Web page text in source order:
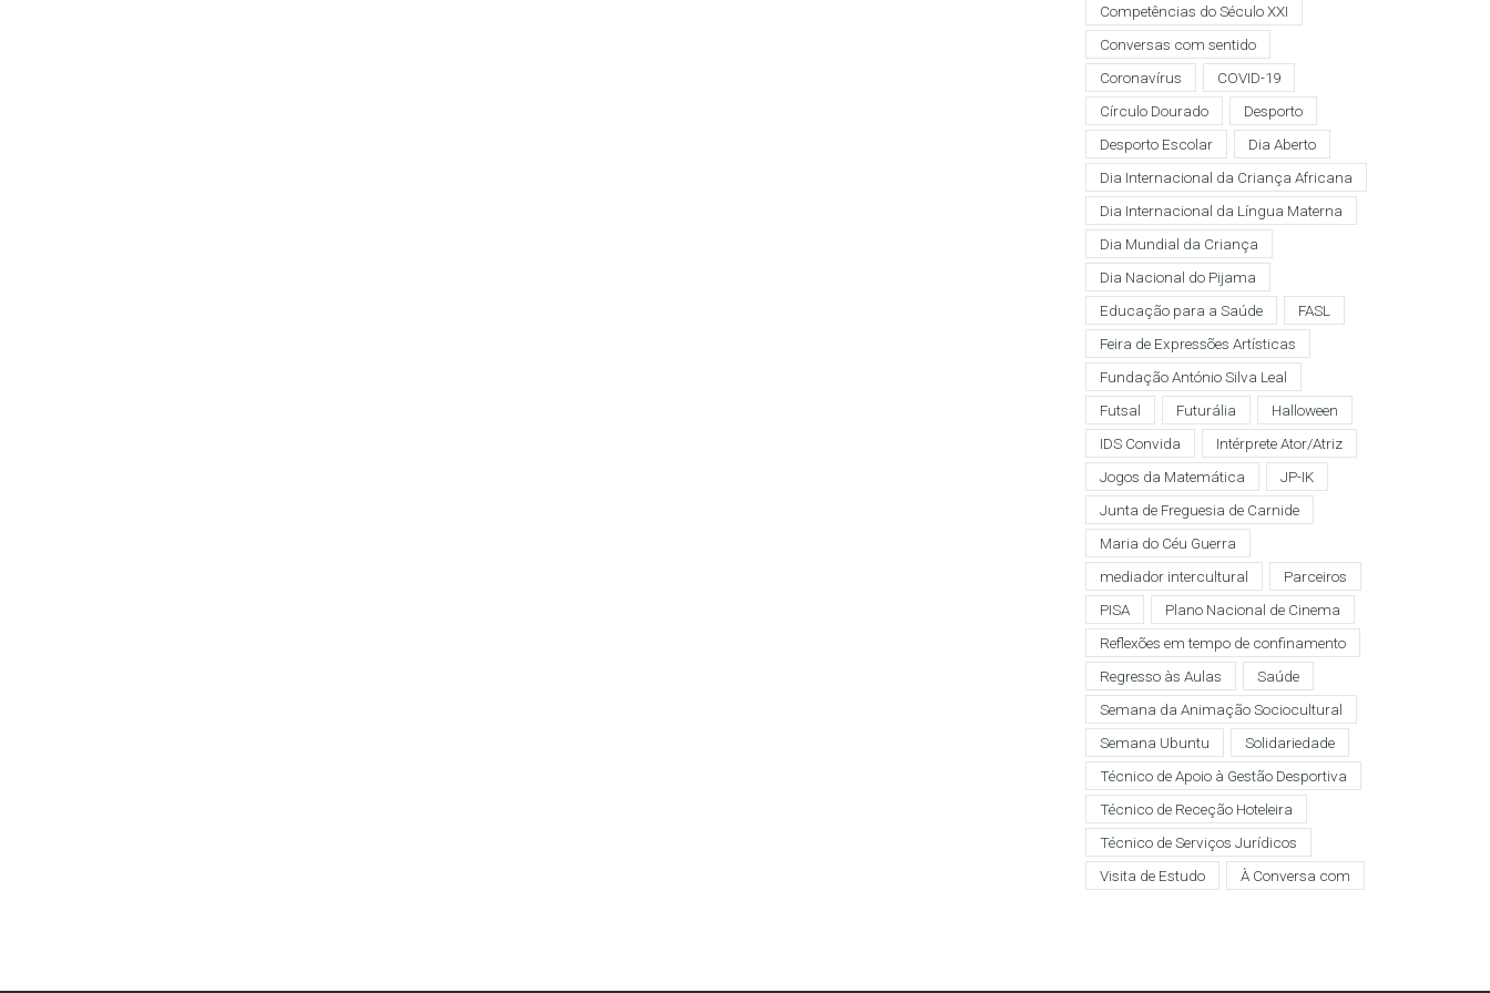
Competências do Século XXI
Conversas com sentido
Coronavírus
COVID-19
Círculo Dourado
Desporto
Desporto Escolar
Dia Aberto
Dia Internacional da Criança Africana
Dia Internacional da Língua Materna
Dia Mundial da Criança
Dia Nacional do Pijama
Educação para a Saúde
FASL
Feira de Expressões Artísticas
Fundação António Silva Leal
Futsal
Futurália
Halloween
IDS Convida
Intérprete Ator/Atriz
Jogos da Matemática
JP-IK
Junta de Freguesia de Carnide
Maria do Céu Guerra
mediador intercultural
Parceiros
PISA
Plano Nacional de Cinema
Reflexões em tempo de confinamento
Regresso às Aulas
Saúde
Semana da Animação Sociocultural
Semana Ubuntu
Solidariedade
Técnico de Apoio à Gestão Desportiva
Técnico de Receção Hoteleira
Técnico de Serviços Jurídicos
Visita de Estudo
À Conversa com